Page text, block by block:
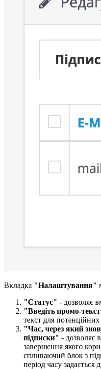
Вкладка "Налаштування"
"Статус" - дозволяє
"Введіть промо-
текст для
"Час, через який
підписки​" - дозволяє
завершення якого
спливаючий блок з
період часу задається